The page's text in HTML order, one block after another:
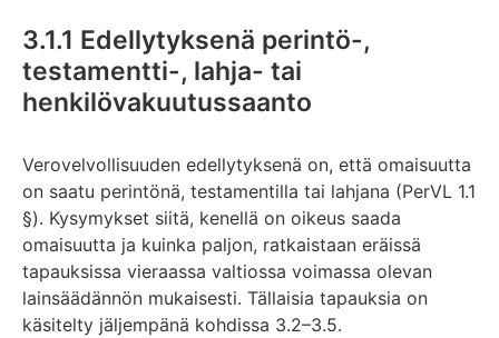
3.1.1 Edellytyksenä perintö-,
testamentti-, lahja- tai
henkilövakuutussaanto
Verovelvollisuuden edellytyksenä on, että omaisuutta
on saatu perintönä, testamentilla tai lahjana (PerVL 1.1
§). Kysymykset siitä, kenellä on oikeus saada
omaisuutta ja kuinka paljon, ratkaistaan eräissä
tapauksissa vieraassa valtiossa voimassa olevan
lainsäädännön mukaisesti. Tällaisia tapauksia on
käsitelty jäljempänä kohdissa 3.2–3.5.